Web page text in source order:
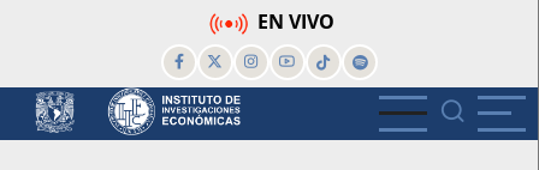
principal
EN VIVO